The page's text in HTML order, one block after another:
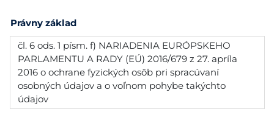
Právny základ
čl. 6 ods. 1 písm. f) NARIADENIA EURÓPSKEHO
PARLAMENTU A RADY (EÚ) 2016/679 z 27. apríla
2016 o ochrane fyzických osôb pri spracúvaní
osobných údajov a o voľnom pohybe takýchto
údajov